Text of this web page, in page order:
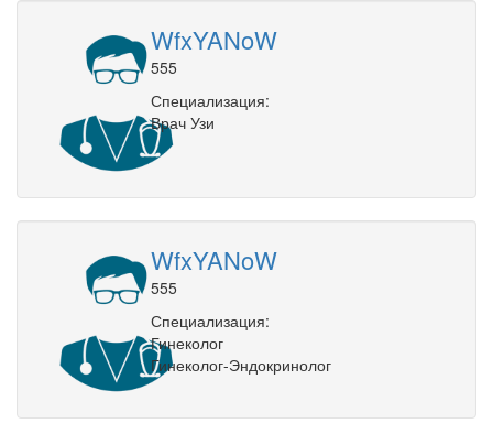
WfxYANoW
555
Специализация:
Врач Узи
WfxYANoW
555
Специализация:
Гинеколог
Гинеколог-Эндокринолог